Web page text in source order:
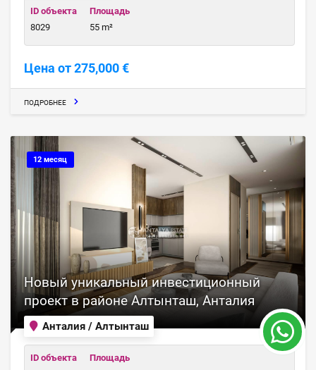
ID объекта
8029
Площадь
55 m²
Цена от 275,000 €
ПОДРОБНЕЕ
12 месяц
Анталия / Алтынташ
Новый уникальный инвестиционный
проект в районе Алтынташ, Анталия
ID объекта
Площадь